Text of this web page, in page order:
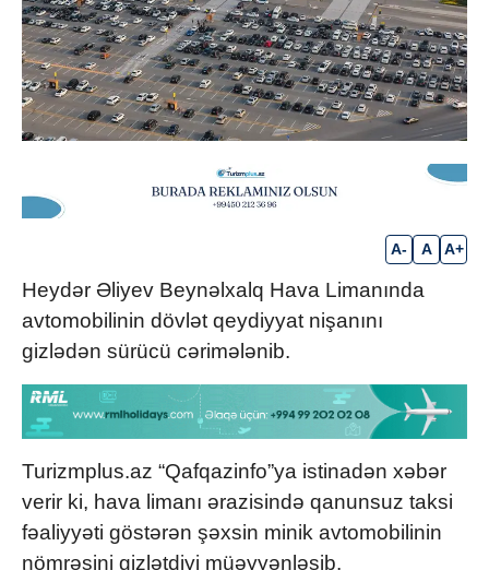
A- A A+
Heydər Əliyev Beynəlxalq Hava Limanında
avtomobilinin dövlət qeydiyyat nişanını
gizlədən sürücü cərimələnib.
Turizmplus.az “Qafqazinfo”ya istinadən xəbər
verir ki, hava limanı ərazisində qanunsuz taksi
fəaliyyəti göstərən şəxsin minik avtomobilinin
nömrəsini gizlətdiyi müəyyənləşib.